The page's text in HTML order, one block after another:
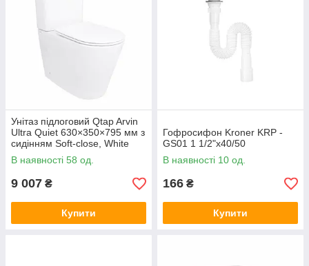
Унітаз підлоговий Qtap Arvin
Ultra Quiet 630×350×795 мм з
сидінням Soft-close, White
QTARV27W49259
В наявності 58 од.
9 007 ₴
Купити
Гофросифон Kroner KRP -
GS01 1 1/2"х40/50
В наявності 10 од.
166 ₴
Купити